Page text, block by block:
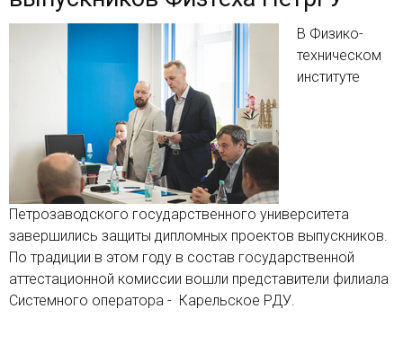
В Физико-
техническом
институте
Петрозаводского государственного университета
завершились защиты дипломных проектов выпускников.
По традиции в этом году в состав государственной
аттестационной комиссии вошли представители филиала
Системного оператора - Карельское РДУ.